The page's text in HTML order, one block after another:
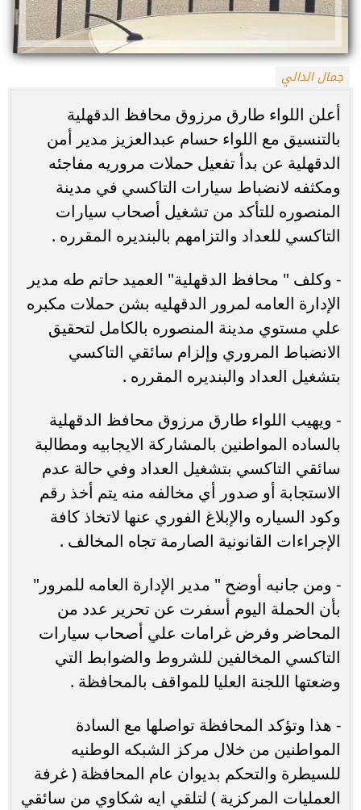
جمال الدالي
أعلن اللواء طارق مرزوق محافظ الدقهلية
بالتنسيق مع اللواء حسام عبدالعزيز مدير أمن
الدقهلية عن بدأ تفعيل حملات مروريه مفاجئه
ومكثفه لانضباط سيارات التاكسي في مدينة
المنصوره للتأكد من تشغيل أصحاب سيارات
التاكسي للعداد والتزامهم بالبنديره المقرره .
- وكلف " محافظ الدقهلية" العميد حاتم طه مدير
الإدارة العامه لمرور الدقهليه بشن حملات مكبره
علي مستوي مدينة المنصوره بالكامل لتحقيق
الانضباط المروري وإلزام سائقي التاكسي
بتشغيل العداد والبنديره المقرره .
- ويهيب اللواء طارق مرزوق محافظ الدقهلية
بالساده المواطنين بالمشاركة الايجابيه ومطالبة
سائقي التاكسي بتشغيل العداد وفي حالة عدم
الاستجابة أو صدور أي مخالفه منه يتم أخذ رقم
وكود السياره والإبلاغ الفوري عنها لاتخاذ كافة
الإجراءات القانونية الصارمة تجاه المخالف .
- ومن جانبه أوضح " مدير الإدارة العامه للمرور"
بأن الحملة اليوم أسفرت عن تحرير عدد من
المحاضر وفرض غرامات علي أصحاب سيارات
التاكسي المخالفين للشروط والضوابط التي
وضعتها اللجنة العليا للمواقف بالمحافظة .
- هذا وتؤكد المحافظة تواصلها مع السادة
المواطنين من خلال مركز الشبكه الوطنيه
للسيطرة والتحكم بديوان عام المحافظة ( غرفة
العمليات المركزية ) لتلقي ايه شكاوي من سائقي